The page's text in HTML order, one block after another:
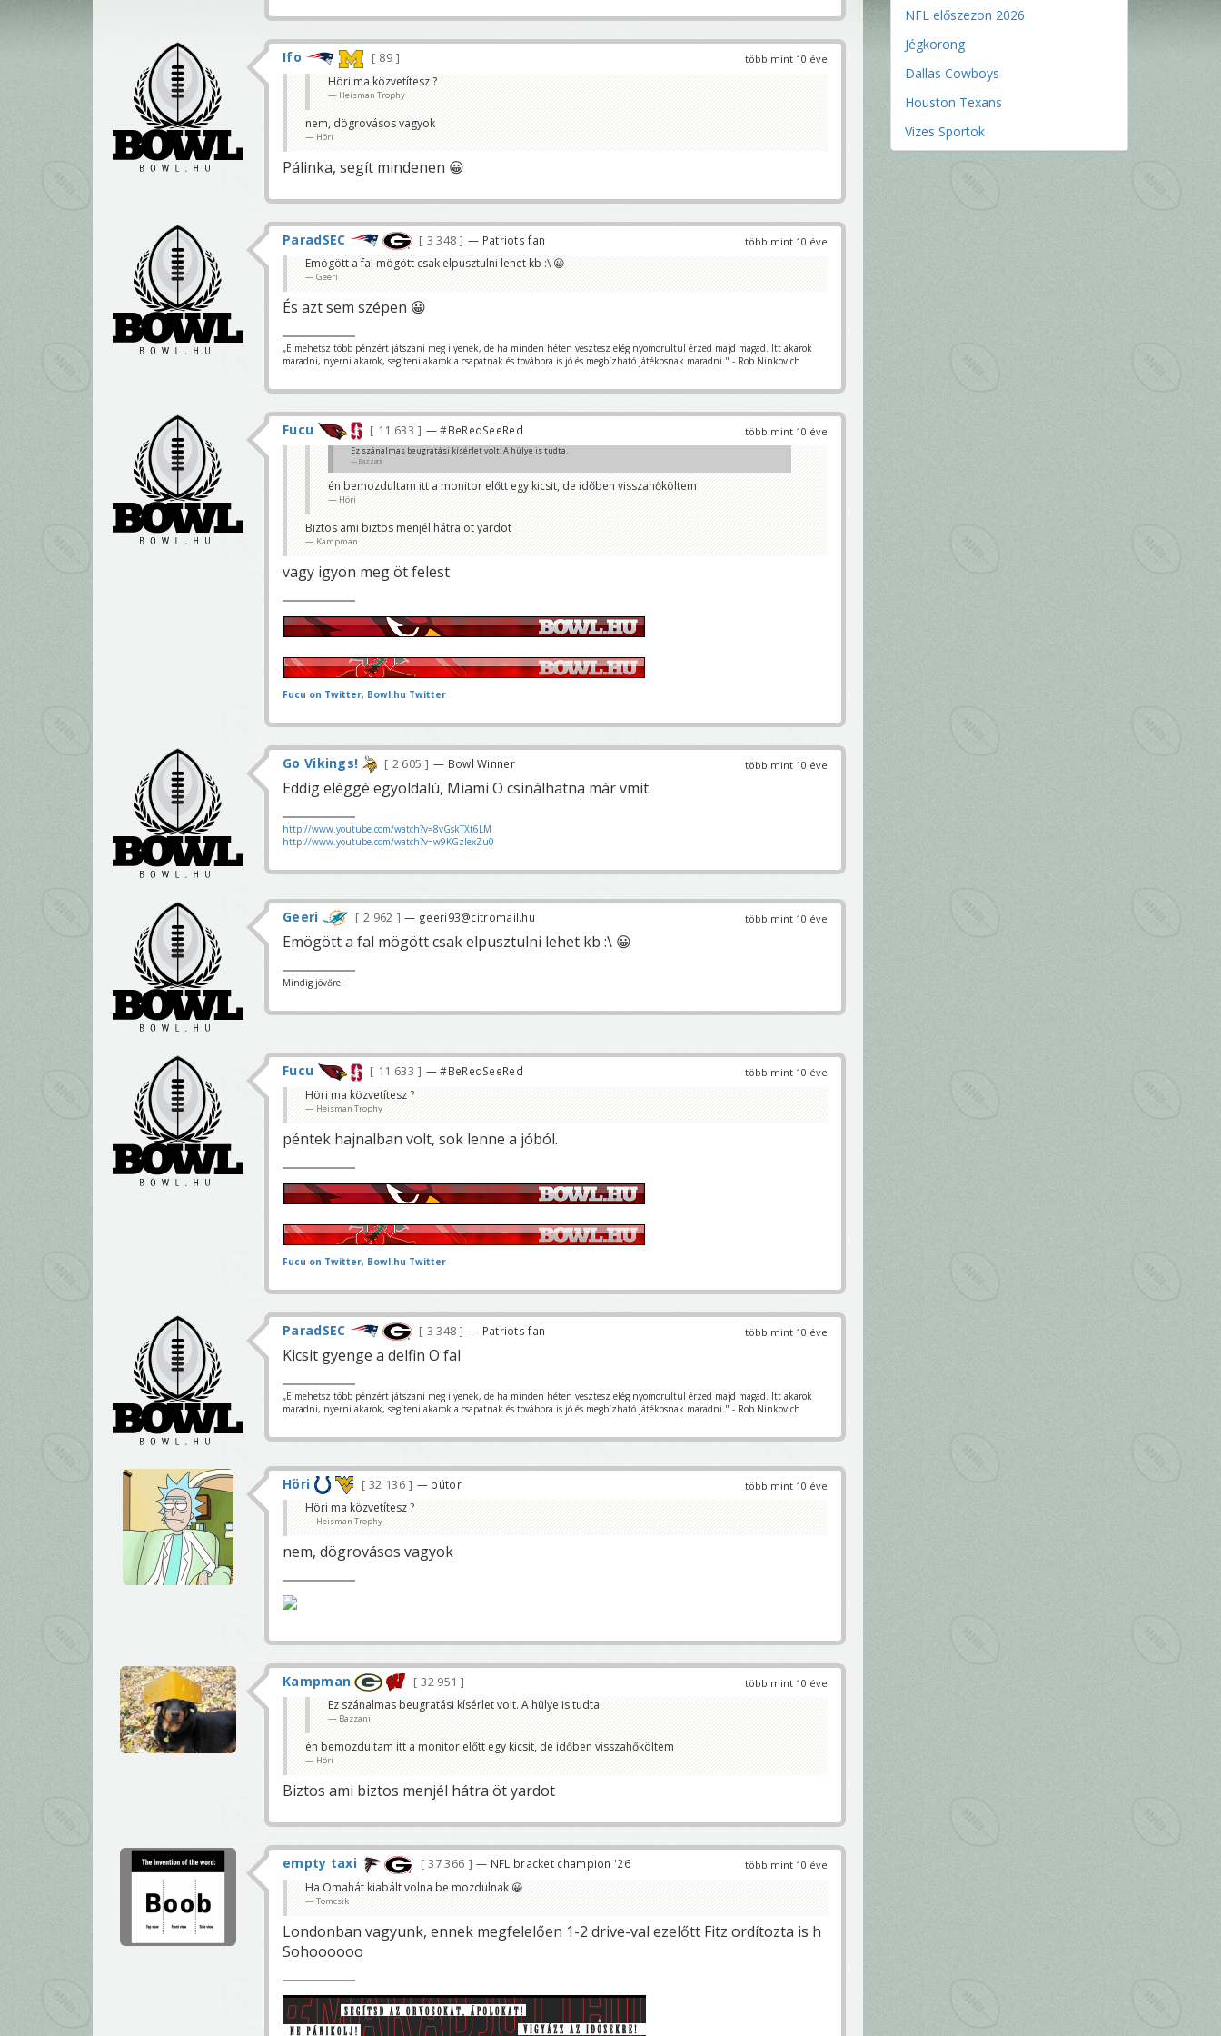
több mint 10 éve
Ifo
89
Höri ma közvetítesz ?
Heisman Trophy
nem, dögrovásos vagyok
Höri
Pálinka, segít mindenen 😀
több mint 10 éve
ParadSEC 3 348 — Patriots fan
Emögött a fal mögött csak elpusztulni lehet kb :\ 😀
Geeri
És azt sem szépen 😀
„Elmehetsz több pénzért játszani meg ilyenek, de ha minden héten vesztesz elég nyomorultul érzed majd magad. Itt akarok
maradni, nyerni akarok, segíteni akarok a csapatnak és továbbra is jó és megbízható játékosnak maradni." - Rob Ninkovich
több mint 10 éve
Fucu 11 633 — #BeRedSeeRed
Ez szánalmas beugratási kísérlet volt. A hülye is tudta.
Bazzani
én bemozdultam itt a monitor előtt egy kicsit, de időben visszahőköltem
Höri
Biztos ami biztos menjél hátra öt yardot
Kampman
vagy igyon meg öt felest
Fucu on Twitter, Bowl.hu Twitter
több mint 10 éve
Go Vikings! 2 605 — Bowl Winner
Eddig eléggé egyoldalú, Miami O csinálhatna már vmit.
http://www.youtube.com/watch?v=8vGskTXt6LM
http://www.youtube.com/watch?v=w9KGzIexZu0
több mint 10 éve
Geeri 2 962 — geeri93@citromail.hu
Emögött a fal mögött csak elpusztulni lehet kb :\ 😀
Mindig jövőre!
több mint 10 éve
Fucu 11 633 — #BeRedSeeRed
Höri ma közvetítesz ?
Heisman Trophy
péntek hajnalban volt, sok lenne a jóból.
Fucu on Twitter, Bowl.hu Twitter
több mint 10 éve
ParadSEC 3 348 — Patriots fan
Kicsit gyenge a delfin O fal
„Elmehetsz több pénzért játszani meg ilyenek, de ha minden héten vesztesz elég nyomorultul érzed majd magad. Itt akarok
maradni, nyerni akarok, segíteni akarok a csapatnak és továbbra is jó és megbízható játékosnak maradni." - Rob Ninkovich
több mint 10 éve
Höri 32 136 — bútor
Höri ma közvetítesz ?
Heisman Trophy
nem, dögrovásos vagyok
több mint 10 éve
Kampman
32 951
Ez szánalmas beugratási kísérlet volt. A hülye is tudta.
Bazzani
én bemozdultam itt a monitor előtt egy kicsit, de időben visszahőköltem
Höri
Biztos ami biztos menjél hátra öt yardot
több mint 10 éve
empty taxi 37 366 — NFL bracket champion '26
Ha Omahát kiabált volna be mozdulnak 😀
Tomcsik
Londonban vagyunk, ennek megfelelően 1-2 drive-val ezelőtt Fitz ordítozta is h
Sohoooooo
NFL előszezon 2026
Jégkorong
Dallas Cowboys
Houston Texans
Vizes Sportok